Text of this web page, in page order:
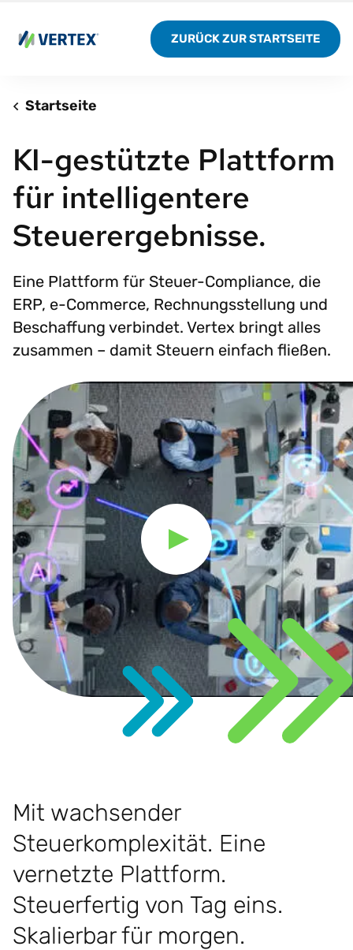
ZURÜCK ZUR STARTSEITE
Startseite
KI-gestützte Plattform
für intelligentere
Steuerergebnisse.
Eine Plattform für Steuer-Compliance, die
ERP, e-Commerce, Rechnungsstellung und
Beschaffung verbindet. Vertex bringt alles
zusammen – damit Steuern einfach fließen.
Play Video
Mit wachsender
Steuerkomplexität. Eine
vernetzte Plattform.
Steuerfertig von Tag eins.
Skalierbar für morgen.